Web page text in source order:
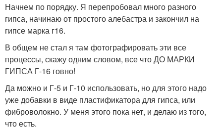
Начнем по порядку. Я перепробовал много разного
гипса, начинаю от простого алебастра и закончил на
гипсе марка г16.
В общем не стал я там фотографировать эти все
процессы, скажу одним словом, все что ДО МАРКИ
ГИПСА Г-16 говно!
Да можно и Г-5 и Г-10 использовать, но для этого надо
уже добавки в виде пластификатора для гипса, или
фиброволокно. У меня этого пока нет, и делаю из того,
что есть.